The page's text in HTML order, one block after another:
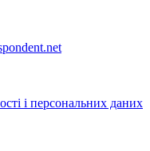
і персональних даних